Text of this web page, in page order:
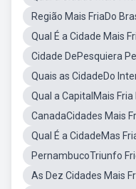
Região Mais FriaDo
Qual É a Cidade Mais
Cidade DePesquiera
Quais as CidadeDo
Qual a CapitalMais Fria
CanadaCidades Mais
Qual É a CidadeMas
PernambucoTriunfo
As Dez Cidades Mais